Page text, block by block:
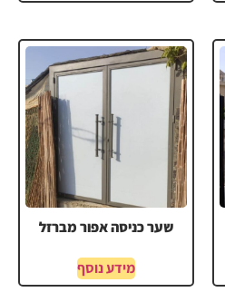
שער כניסה אפור מברזל
מידע נוסף